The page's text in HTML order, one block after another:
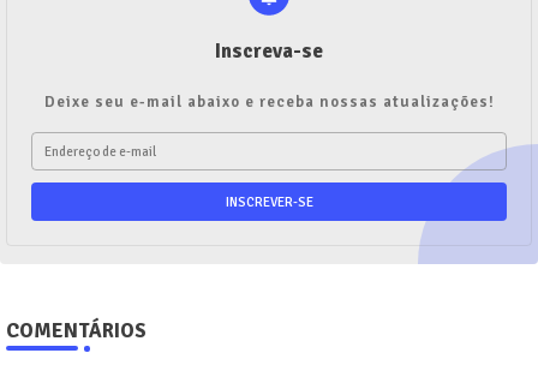
Inscreva-se
Deixe seu e-mail abaixo e receba nossas atualizações!
COMENTÁRIOS